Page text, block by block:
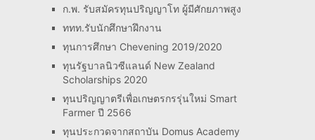
ก.พ. รับสมัครทุนปริญญาโท ผู้มีศักยภาพสูง
ททท.รับนักศึกษาฝึกงาน
ทุนการศึกษา Chevening 2019/2020
ทุนรัฐบาลนิวซีแลนด์ New Zealand
Scholarships 2020
ทุนปริญญาตรีเพื่อเกษตรกรรุ่นใหม่ Smart
Farmer ปี 2566
ทุนประกวดจากสถาบัน Domus Academy